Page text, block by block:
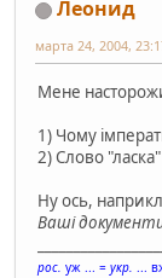
Леонид
марта 24, 2004,
Мене
1) Чому
2) Слово
Ну ось,
Вашi
рос. уж ... = укр.
...